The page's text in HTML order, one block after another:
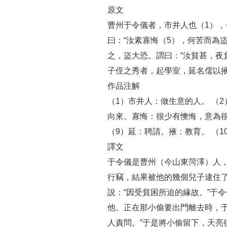
原文
曹州于令儀者，市井人也（1）
曰：“汝素寡悔（5），何苦而為
之，盜大恐。謂曰：“汝貧甚，
子侄之秀者，起學室，延名儒以
作品注解
（1）市井人：做生意的人。 （
向來。寡悔：很少有懊悔，意為
（9）延：聘請。掖：教育。 （
譯文
于令儀是曹州（今山東菏澤）人
行竊，結果被他的幾個兒子逮住
說：“因受貧困所迫的緣故。”于
他。正在那小偷要出門離去時，
人責問。”于是將小偷留下，天